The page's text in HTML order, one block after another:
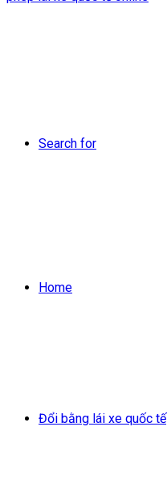
Search for
Home
Đổi bằng lái xe quốc tế